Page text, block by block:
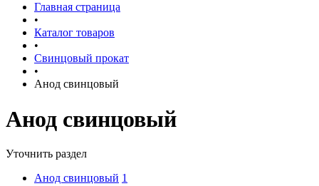
Главная страница
•
Каталог товаров
•
Свинцовый прокат
•
Анод свинцовый
Анод свинцовый
Уточнить раздел
Анод свинцовый 1